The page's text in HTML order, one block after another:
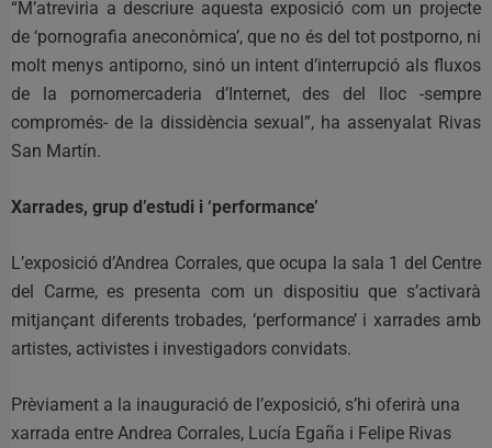
“M’atreviria a descriure aquesta exposició com un projecte
de ‘pornografia aneconòmica’, que no és del tot postporno, ni
molt menys antiporno, sinó un intent d’interrupció als fluxos
de la pornomercaderia d’Internet, des del lloc -sempre
compromés- de la dissidència sexual”, ha assenyalat Rivas
San Martín.
Xarrades, grup d’estudi i ‘performance’
L’exposició d’Andrea Corrales, que ocupa la sala 1 del Centre
del Carme, es presenta com un dispositiu que s’activarà
mitjançant diferents trobades, ‘performance’ i xarrades amb
artistes, activistes i investigadors convidats.
Prèviament a la inauguració de l’exposició, s’hi oferirà una
xarrada entre Andrea Corrales, Lucía Egaña i Felipe Rivas